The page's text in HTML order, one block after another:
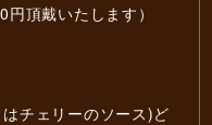
頂戴いたします）
チェリーのソース)ど